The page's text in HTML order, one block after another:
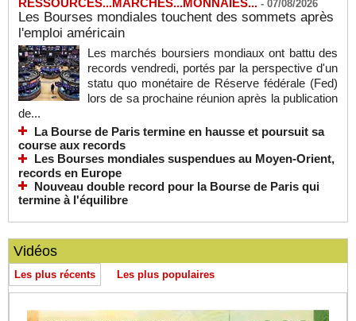
- 07/08/2026
Les Bourses mondiales touchent des sommets après
l'emploi américain
Les marchés boursiers mondiaux ont battu des
records vendredi, portés par la perspective d'un
statu quo monétaire de Réserve fédérale (Fed)
lors de sa prochaine réunion après la publication
de...
La Bourse de Paris termine en hausse et poursuit sa
course aux records
Les Bourses mondiales suspendues au Moyen-Orient,
records en Europe
Nouveau double record pour la Bourse de Paris qui
termine à l'équilibre
Vidéos
Les plus récents Les plus populaires